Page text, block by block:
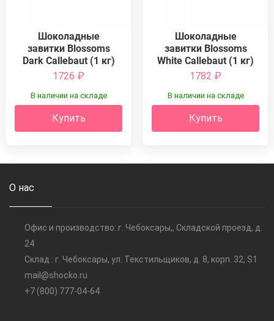
Шоколадные
завитки Blossoms
Dark Callebaut (1 кг)
1726 ₽
В наличии на складе
Купить
Шоколадные
завитки Blossoms
White Callebaut (1 кг)
1782 ₽
В наличии на складе
Купить
О нас
Офис и производство: г. Чебоксары,, Складской проезд, д.
24
Склад : г. Чебоксары, ул. Текстильщиков, д. 8, корп. 32, S1
mail@shocko.ru
+7 (800) 777-04-64